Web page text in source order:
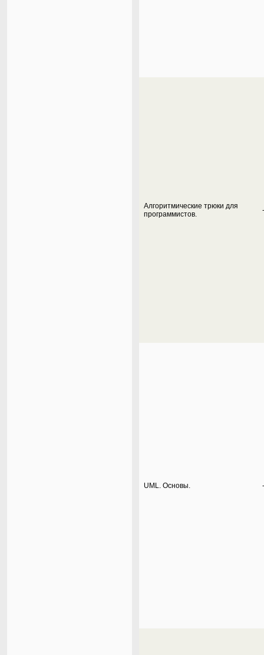
Алгоритмические трюки для
программистов.
-
UML. Основы. -